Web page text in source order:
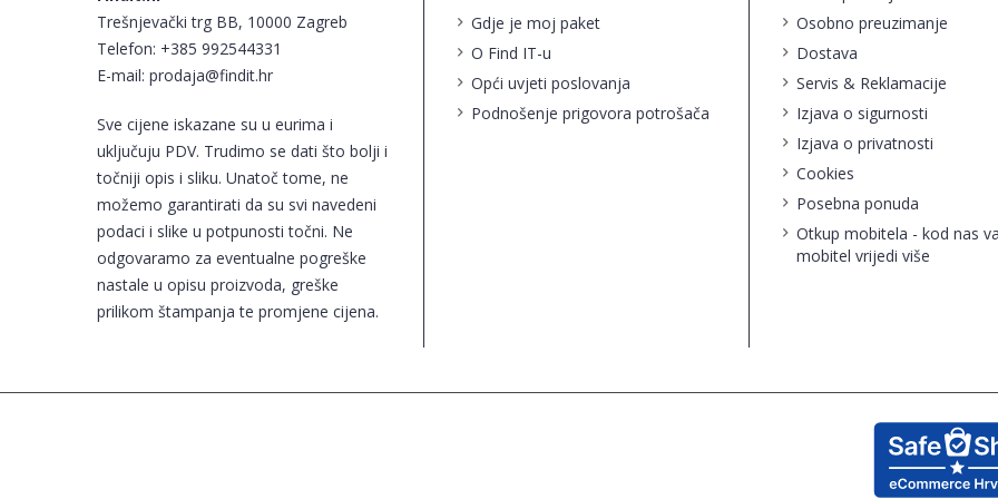
Trešnjevački trg BB, 10000 Zagreb
Telefon: +385 992544331
E-mail: prodaja@findit.hr
Sve cijene iskazane su u eurima i
uključuju PDV. Trudimo se dati što bolji i
točniji opis i sliku. Unatoč tome, ne
možemo garantirati da su svi navedeni
podaci i slike u potpunosti točni. Ne
odgovaramo za eventualne pogreške
nastale u opisu proizvoda, greške
prilikom štampanja te promjene cijena.
Gdje je moj paket
O Find IT-u
Opći uvjeti poslovanja
Podnošenje prigovora potrošača
Osobno preuzimanje
Dostava
Servis & Reklamacije
Izjava o sigurnosti
Izjava o privatnosti
Cookies
Posebna ponuda
Otkup mobitela - kod nas
mobitel vrijedi više